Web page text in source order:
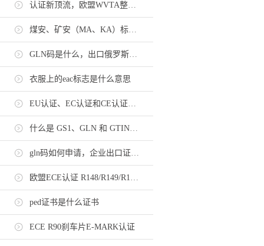
认证新顶流，欧盟WVTA整车认证怎么申请？
煤安、矿安（MA、KA）标志认证办理流程
GLN码是什么，出口俄罗斯GTIN码办理流程
衣服上的eac标志是什么意思
EU认证、EC认证和CE认证有什么区别
什么是 GS1、GLN 和 GTIN，如何申请？
gln码如何申请，企业出口证书需持有gln码
欧盟ECE认证 R148/R149/R150法规标准
ped证书是什么证书
ECE R90刹车片E-MARK认证